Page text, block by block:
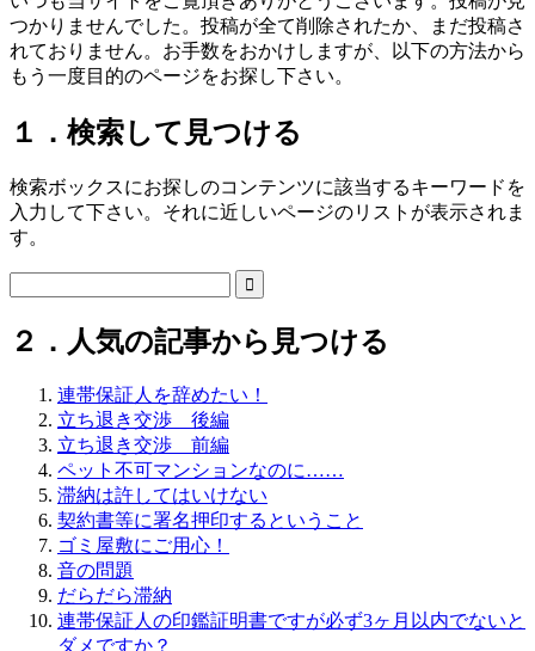
つかりませんでした。投稿が全て削除されたか、まだ投稿さ
れておりません。お手数をおかけしますが、以下の方法から
もう一度目的のページをお探し下さい。
１．検索して見つける
検索ボックスにお探しのコンテンツに該当するキーワードを
入力して下さい。それに近しいページのリストが表示されま
す。

２．人気の記事から見つける
連帯保証人を辞めたい！
立ち退き交渉 後編
立ち退き交渉 前編
ペット不可マンションなのに……
滞納は許してはいけない
契約書等に署名押印するということ
ゴミ屋敷にご用心！
音の問題
だらだら滞納
連帯保証人の印鑑証明書ですが必ず3ヶ月以内でないと
ダメですか？